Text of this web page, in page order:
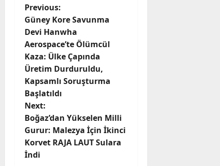
P
o
s
t
n
a
v
i
Previous:
Güney Kore Savunma
Devi Hanwha
Aerospace’te Ölümcül
Kaza: Ülke Çapında
Üretim Durduruldu,
Kapsamlı Soruşturma
Başlatıldı
Next:
Boğaz’dan Yükselen Milli
Gurur: Malezya İçin İkinci
Korvet RAJA LAUT Sulara
İndi